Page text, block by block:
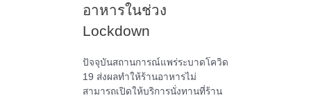
อาหารในช่วง
Lockdown
ปัจจุบันสถานการณ์แพร่ระบาดโควิด
19 ส่งผลทำให้ร้านอาหารไม่
สามารถเปิดให้บริการนั่งทานที่ร้าน